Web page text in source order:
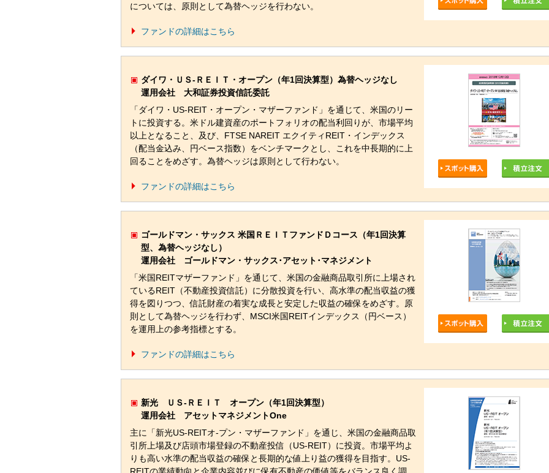
については、原則として為替ヘッジを行わない。
ファンドの詳細はこちら
ダイワ・ＵＳ-ＲＥＩＴ・オープン（年1回決算型）為替ヘッジなし
運用会社 大和証券投資信託委託
「ダイワ・US-REIT・オープン・マザーファンド」を通じて、米国のリー
トに投資する。米ドル建資産のポートフォリオの配当利回りが、市場平均
以上となること、及び、FTSE NAREIT エクイティREIT・インデックス
（配当金込み、円ベース指数）をベンチマークとし、これを中長期的に上
回ることをめざす。為替ヘッジは原則として行わない。
ファンドの詳細はこちら
ゴールドマン・サックス 米国ＲＥＩＴファンドＤコース（年1回決算
型、為替ヘッジなし）
運用会社 ゴールドマン・サックス･アセット･マネジメント
「米国REITマザーファンド」を通じて、米国の金融商品取引所に上場され
ているREIT（不動産投資信託）に分散投資を行い、高水準の配当収益の獲
得を図りつつ、信託財産の着実な成長と安定した収益の確保をめざす。原
則として為替ヘッジを行わず、MSCI米国REITインデックス（円ベース）
を運用上の参考指標とする。
ファンドの詳細はこちら
新光 ＵＳ-ＲＥＩＴ オープン（年1回決算型）
運用会社 アセットマネジメントOne
主に「新光US-REITオ-プン・マザーファンド」を通じ、米国の金融商品取
引所上場及び店頭市場登録の不動産投信（US-REIT）に投資。市場平均よ
りも高い水準の配当収益の確保と長期的な値上り益の獲得を目指す。US-
REITの業績動向と企業内容並びに保有不動産の価値等をバランス良く調